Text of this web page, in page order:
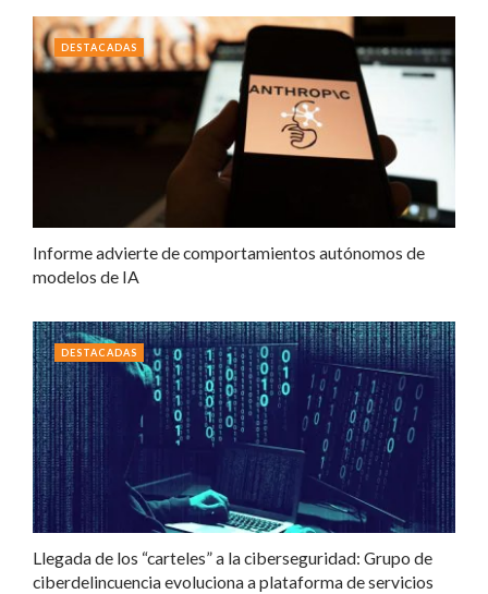
Informe advierte de comportamientos autónomos de
modelos de IA
DESTACADAS
Llegada de los “carteles” a la ciberseguridad: Grupo de
ciberdelincuencia evoluciona a plataforma de servicios
DESTACADAS